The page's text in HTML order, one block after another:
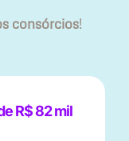
consórcios!
R$ 82 mil